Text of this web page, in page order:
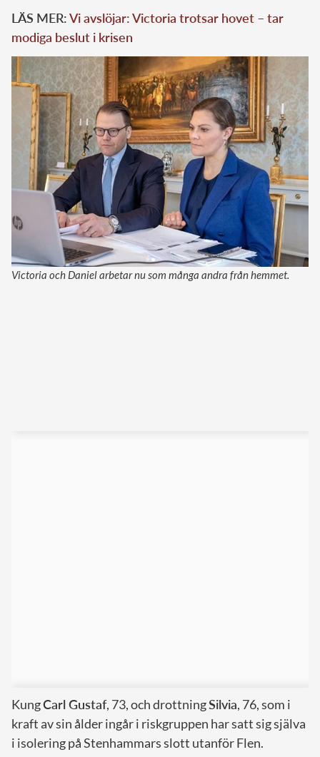
LÄS MER:Vi avslöjar: Victoria trotsar hovet – tar
modiga beslut i krisen
Victoria och Daniel arbetar nu som många andra från hemmet.
KungCarl Gustaf, 73, och drottningSilvia, 76, som i
kraft av sin ålder ingår i riskgruppen har satt sig själva
i isolering på Stenhammars slott utanför Flen.